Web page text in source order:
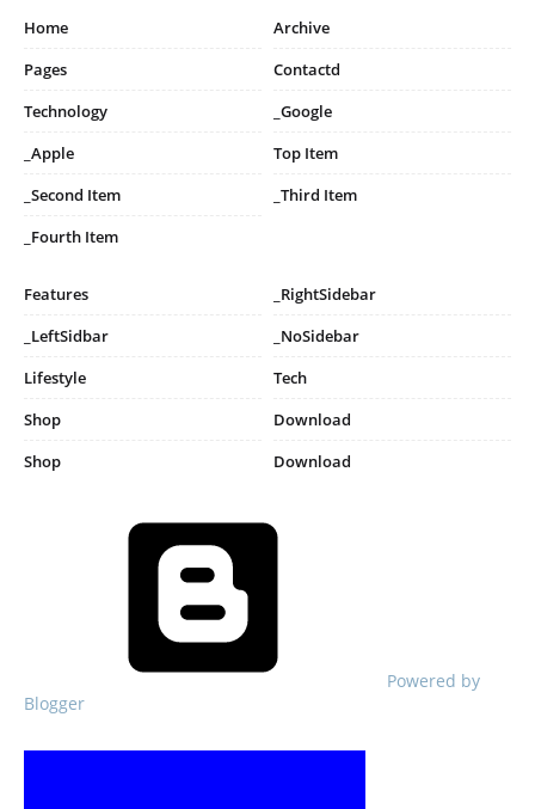
Home
Archive
Pages
Contactd
Technology
_Google
_Apple
Top Item
_Second Item
_Third Item
_Fourth Item
Features
_RightSidebar
_LeftSidbar
_NoSidebar
Lifestyle
Tech
Shop
Download
Shop
Download
Powered by
Blogger